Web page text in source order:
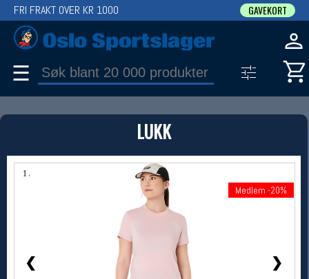
LUKK
1 / 10
❮ ❯
Medlem -20%
FRI FRAKT OVER KR 1000 GAVEKORT
☰
PRODUKT
Produkter (1)
Bruk filter til å spisse søket